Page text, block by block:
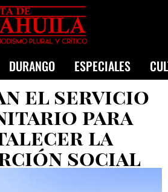
DURANGO ESPECIALES
el servicio
para
la
social